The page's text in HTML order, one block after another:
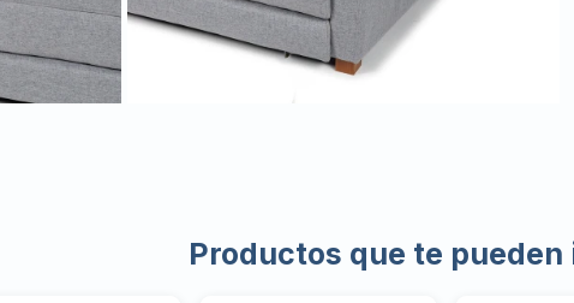
Productos que te